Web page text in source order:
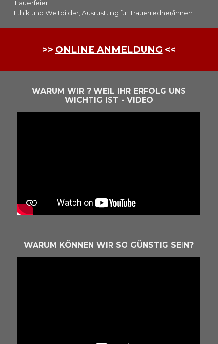
Trauerfeier
Ethik und Weltbilder, Ausrüstung für Trauerredner/innen
>> ONLINE ANMELDUNG <<
WARUM WIR ? WEIL IHR ERFOLG UNS
WICHTIG IST - VIDEO
WARUM KÖNNEN WIR SO GÜNSTIG SEIN?